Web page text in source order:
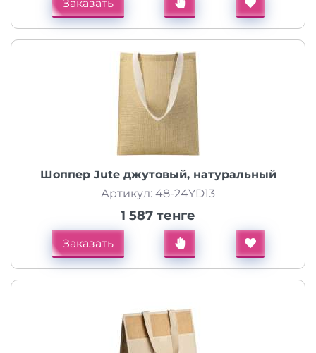
Заказать
Шоппер Jute джутовый, натуральный
Артикул: 48-24YD13
1 587 тенге
Заказать